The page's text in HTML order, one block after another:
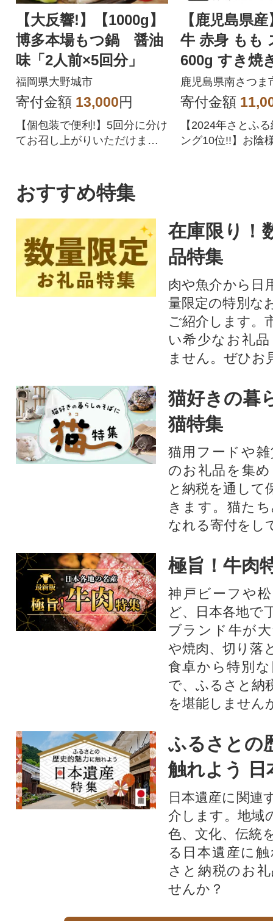
【大反響!】【1000g】
博多本場もつ鍋 醤油
味「2人前×5回分」
福岡県大野城市
寄付金額 13,000円
【個包装で便利!】5回分に分け
てお召し上がりいただけま
【鹿児島県
牛 赤身 もも
600g すき焼
ターゼン
鹿児島県南さつま
寄付金額
【2024年さとふ
ング10位!!】お陰
おすすめ特集
在庫限り！
品特集
肉や魚介から日
量限定の特別な
ご紹介します。
い希少なお礼
ません。ぜひお
猫好きの暮
猫特集
猫用フードや
のお礼品を集
と納税を通して
きます。猫た
なれる寄付をし
極旨！牛肉
神戸ビーフや
ど、日本各地で
ブランド牛が
や焼肉、切り落
食卓から特別
で、ふるさと納
を堪能しません
ふるさとの
触れよう 日
日本遺産に関連
介します。地域
色、文化、伝統
る日本遺産に
さと納税のお
せんか？​​​